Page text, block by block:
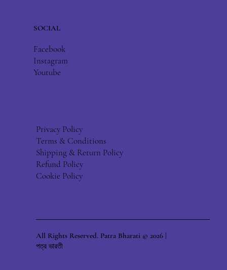
SOCIAL
Facebook
Instagram
Youtube
Privacy Policy
Terms & Conditions
Shipping & Return Policy
Refund Policy
Cookie Policy
All Rights Reserved. Patra Bharati © 2026 |
পত্র ভারতী